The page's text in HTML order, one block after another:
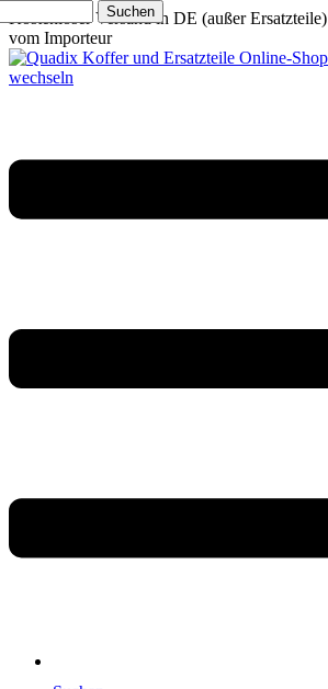
Kostenloser Versand in DE (außer Ersatzteile)
vom Importeur
Suchen